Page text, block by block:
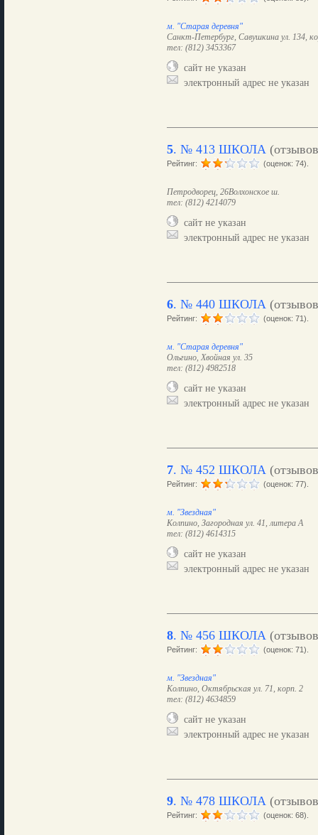
м. "Старая деревня"
Санкт-Петербург, Савушкина ул. 134,
тел: (812) 3453367
сайт не указан
электронный адрес не указан
5. № 413 ШКОЛА
Рейтинг: (оценок: 74).
Петродворец, 26Волхонское ш.
тел: (812) 4214079
сайт не указан
электронный адрес не указан
6. № 440 ШКОЛА
Рейтинг: (оценок: 71).
м. "Старая деревня"
Ольгино, Хвойная ул. 35
тел: (812) 4982518
сайт не указан
электронный адрес не указан
7. № 452 ШКОЛА
Рейтинг: (оценок: 77).
м. "Звездная"
Колпино, Загородная ул. 41, литера А
тел: (812) 4614315
сайт не указан
электронный адрес не указан
8. № 456 ШКОЛА
Рейтинг: (оценок: 71).
м. "Звездная"
Колпино, Октябрьская ул. 71, корп. 2
тел: (812) 4634859
сайт не указан
электронный адрес не указан
9. № 478 ШКОЛА
Рейтинг: (оценок: 68).